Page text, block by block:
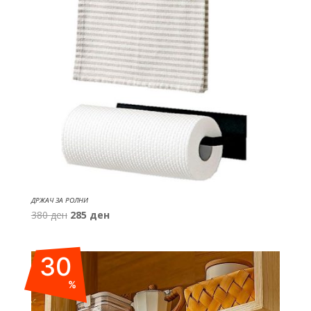
ДРЖАЧ ЗА РОЛНИ
380ден Original
was:
380 ден.
285 денCurrent
30
%